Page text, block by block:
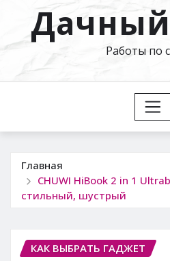
Дачный
Работы по
Главная
CHUWI HiBook 2 in 1
стильный, шустрый
КАК ВЫБРАТЬ ГАДЖЕТ